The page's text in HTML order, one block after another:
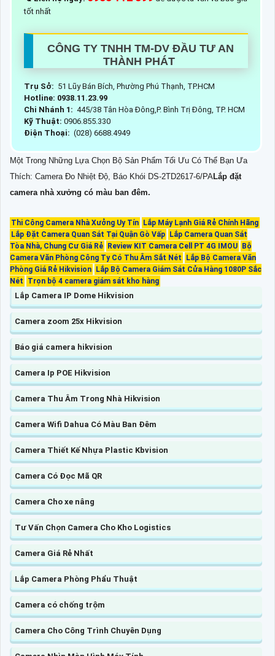
tốt nhất
CÔNG TY TNHH TM-DV ĐẦU TƯ AN
THÀNH PHÁT
Trụ Sở: 51 Lũy Bán Bích, Phường Phú Thạnh, TP.HCM
Hotline: 0938.11.23.99
Chi Nhánh 1: 445/38 Tân Hòa Đông,P. Bình Trị Đông, TP. HCM
Kỹ Thuật: 0906.855.330
Điện Thoại: (028) 6688.4949
Một Trong Những Lựa Chọn Bộ Sản Phẩm Tối Ưu Có Thể Bạn Ưa
Thích: Camera Đo Nhiệt Độ, Báo Khói DS-2TD2617-6/PALắp đặt
camera nhà xưởng có màu ban đêm.
Thi Công Camera Nhà Xưởng Uy Tín
Lắp Máy Lạnh Giá Rẻ Chính Hãng
Lắp Đặt Camera Quan Sát Tại Quận Gò Vấp
Lắp Camera Quan Sát
Tòa Nhà, Chung Cư Giá Rẻ
Review KIT Camera Cell PT 4G IMOU
Bộ
Camera Văn Phòng Công Ty Có Thu Âm Sắt Nét
Lắp Bộ Camera Văn
Phòng Giá Rẻ Hikvision
Lắp Bộ Camera Giám Sát Cửa Hàng 1080P Sắc
Nét
Trọn bộ 4 camera giám sát kho hàng
Lắp Camera IP Dome Hikvision
Camera zoom 25x Hikvision
Báo giá camera hikvision
Camera Ip POE Hikvision
Camera Thu Âm Trong Nhà Hikvision
Camera Wifi Dahua Có Màu Ban Đêm
Camera Thiết Kế Nhựa Plastic Kbvision
Camera Có Đọc Mã QR
Camera Cho xe nâng
Tư Vấn Chọn Camera Cho Kho Logistics
Camera Giá Rẻ Nhất
Lắp Camera Phòng Phẩu Thuật
Camera có chống trộm
Camera Cho Công Trình Chuyên Dụng